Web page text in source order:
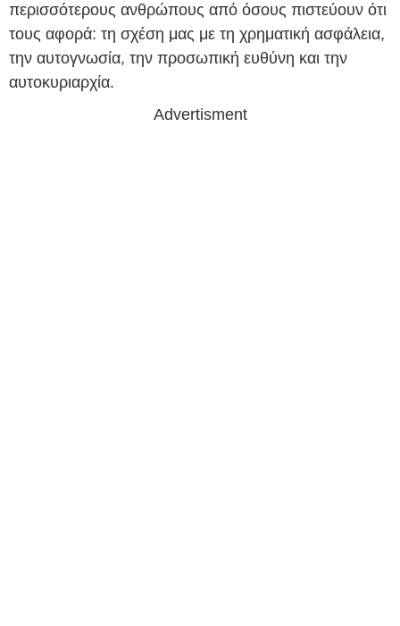
περισσότερους ανθρώπους από όσους πιστεύουν ότι
τους αφορά: τη σχέση μας με τη χρηματική ασφάλεια,
την αυτογνωσία, την προσωπική ευθύνη και την
αυτοκυριαρχία.
Advertisment